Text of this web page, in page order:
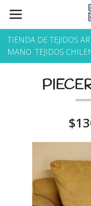
TIENDA DE TEJIDOS
MANO. TEJIDOS